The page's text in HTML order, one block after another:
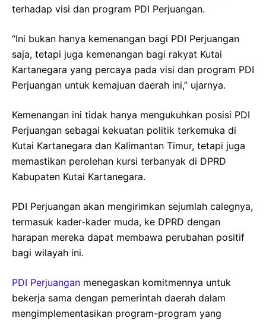
terhadap visi dan program PDI Perjuangan.
“Ini bukan hanya kemenangan bagi PDI Perjuangan
saja, tetapi juga kemenangan bagi rakyat Kutai
Kartanegara yang percaya pada visi dan program PDI
Perjuangan untuk kemajuan daerah ini,” ujarnya.
Kemenangan ini tidak hanya mengukuhkan posisi PDI
Perjuangan sebagai kekuatan politik terkemuka di
Kutai Kartanegara dan Kalimantan Timur, tetapi juga
memastikan perolehan kursi terbanyak di DPRD
Kabupaten Kutai Kartanegara.
PDI Perjuangan akan mengirimkan sejumlah calegnya,
termasuk kader-kader muda, ke DPRD dengan
harapan mereka dapat membawa perubahan positif
bagi wilayah ini.
PDI Perjuangan menegaskan komitmennya untuk
bekerja sama dengan pemerintah daerah dalam
mengimplementasikan program-program yang